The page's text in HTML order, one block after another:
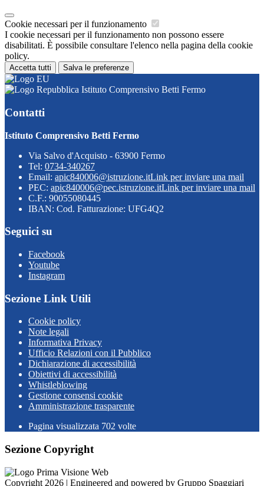
Cookie necessari per il funzionamento
I cookie necessari per il funzionamento non possono essere
disabilitati. È possibile consultare l'elenco nella pagina della cookie
policy.
Accetta tutti Salva le preferenze
Istituto Comprensivo Betti Fermo
Contatti
Istituto Comprensivo Betti Fermo
Via Salvo d'Acquisto - 63900 Fermo
Tel: 0734-340267
Email: apic840006@istruzione.itLink per inviare una mail
PEC: apic840006@pec.istruzione.itLink per inviare una mail
C.F.: 90055080445
IBAN: Cod. Fatturazione: UFG4Q2
Seguici su
Facebook
Youtube
Instagram
Sezione Link Utili
Cookie policy
Note legali
Informativa Privacy
Ufficio Relazioni con il Pubblico
Dichiarazione di accessibilità
Obiettivi di accessibilità
Whistleblowing
Gestione consensi cookie
Amministrazione trasparente
Pagina visualizzata 702 volte
Sezione Copyright
Copyright 2026 | Engineered and powered by Gruppo Spaggiari